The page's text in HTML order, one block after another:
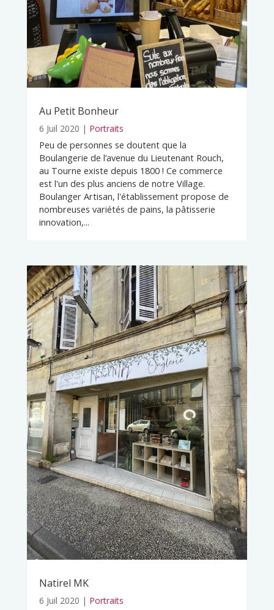
Au Petit Bonheur
6 Juil 2020 | Portraits
Peu de personnes se doutent que la
Boulangerie de l’avenue du Lieutenant Rouch,
au Tourne existe depuis 1800 ! Ce commerce
est l'un des plus anciens de notre Village.
Boulanger Artisan, l'établissement propose de
nombreuses variétés de pains, la pâtisserie
innovation,...
Natirel MK
6 Juil 2020 | Portraits